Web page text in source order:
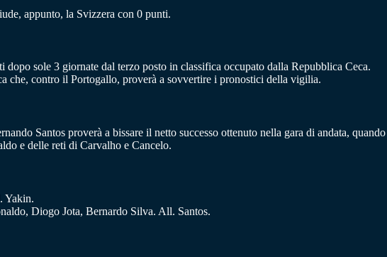
appunto, la Svizzera con 0 punti.
sole 3 giornate dal terzo posto in classifica occupato dalla Repubblica Ceca.
che, contro il Portogallo, proverà a sovvertire i pronostici della vigilia.
Santos proverà a bissare il netto successo ottenuto nella gara di andata, quando
e delle reti di Carvalho e Cancelo.
Yakin.
Diogo Jota, Bernardo Silva. All. Santos.